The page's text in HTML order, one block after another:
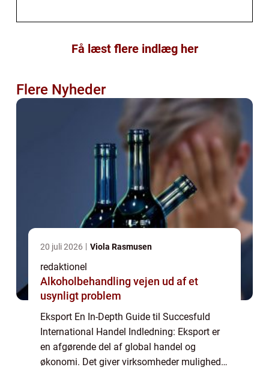
Få læst flere indlæg her
Flere Nyheder
20 juli 2026 Viola Rasmusen
redaktionel
Alkoholbehandling vejen ud af et
usynligt problem
Eksport En In-Depth Guide til Succesfuld
International Handel Indledning: Eksport er
en afgørende del af global handel og
økonomi. Det giver virksomheder mulighed